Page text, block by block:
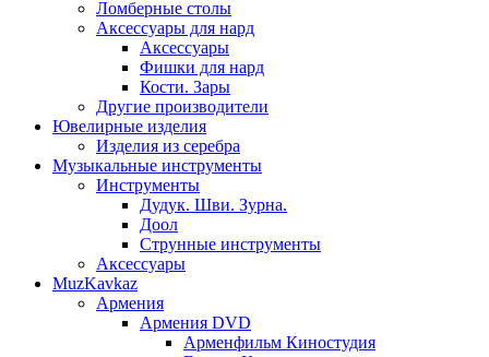
Ломберные столы
Аксессуары для нард
Аксессуары
Фишки для нард
Кости. Зары
Другие производители
Ювелирные изделия
Изделия из серебра
Музыкальные инструменты
Инструменты
Дудук. Шви. Зурна.
Доол
Струнные инструменты
Аксессуары
MuzKavkaz
Армения
Армения DVD
Арменфильм Киностудия